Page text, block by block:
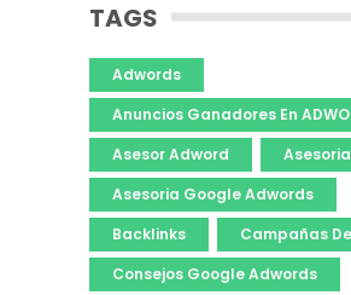
TAGS
Adwords
Anuncios Ganadores En
Asesor Adword
Asesoria Google Adwords
Backlinks
Campañas
Consejos Google Adwords